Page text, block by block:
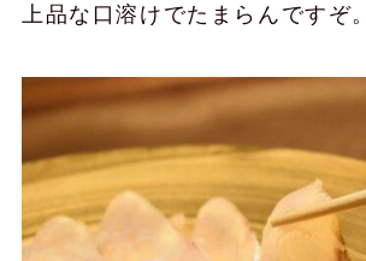
上品な口溶けでたまらんですぞ。